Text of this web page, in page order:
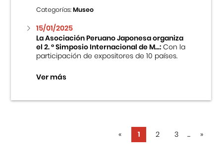
Categorías:Museo
15/01/2025
La Asociación Peruano Japonesa organiza
el 2. ° Simposio Internacional de M...:Con la
participación de expositores de 10 países.
Ver más
« 1 2 3 ... »